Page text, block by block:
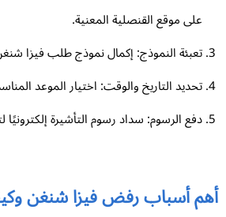
على موقع القنصلية المعنية.
تعبئة النموذج: إكمال نموذج طلب فيزا شنغن
تحديد التاريخ والوقت: اختيار الموعد
دفع الرسوم: سداد رسوم التأشيرة إلكترونيًا
أسباب رفض فيزا شنغن